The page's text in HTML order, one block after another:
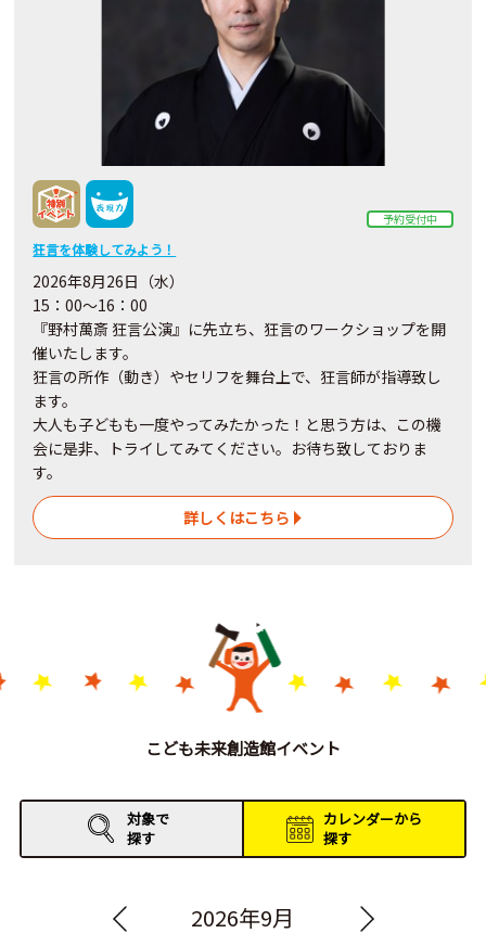
予約受付中
狂言を体験してみよう！
2026年8月26日（水）
15：00～16：00
『野村萬斎 狂言公演』に先立ち、狂言のワークショップを開
催いたします。
狂言の所作（動き）やセリフを舞台上で、狂言師が指導致し
ます。
大人も子どもも一度やってみたかった！と思う方は、この機
会に是非、トライしてみてください。お待ち致しておりま
す。
詳しくはこちら
こども未来創造館イベント
対象で
探す
カレンダーから
探す
2026年9月